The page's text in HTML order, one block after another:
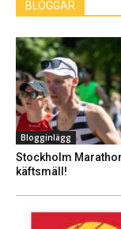
BLOGGAR
Blogginlägg
Stockholm
käftsmäll!